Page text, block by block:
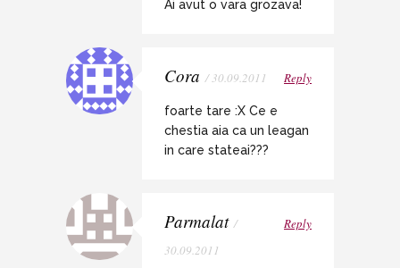
Ai avut o vara grozava!
Cora / 30.09.2011 Reply
foarte tare :X Ce e
chestia aia ca un leagan
in care stateai???
Parmalat /
30.09.2011
Reply